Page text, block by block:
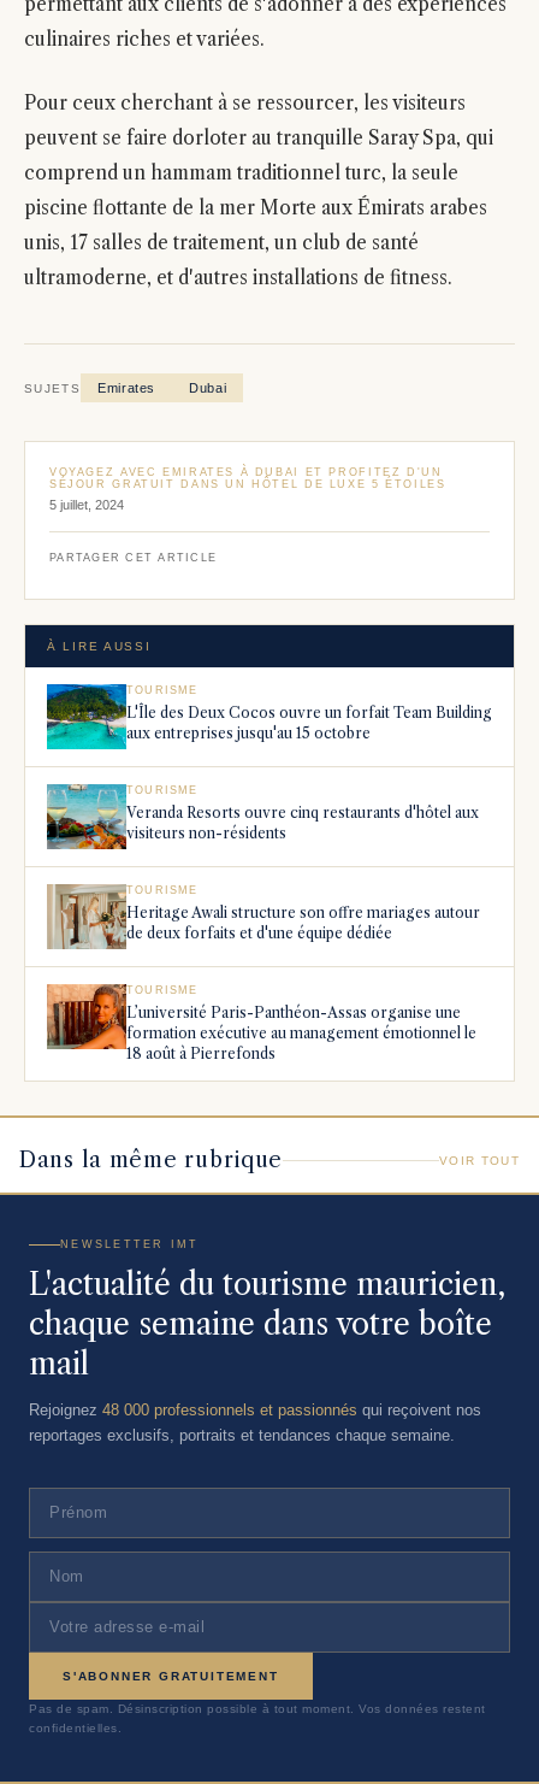
culinaires riches et variées.
Pour ceux cherchant à se ressourcer, les visiteurs
peuvent se faire dorloter au tranquille Saray Spa, qui
comprend un hammam traditionnel turc, la seule
piscine flottante de la mer Morte aux Émirats arabes
unis, 17 salles de traitement, un club de santé
ultramoderne, et d'autres installations de fitness.
SUJETS Emirates Dubai
VOYAGEZ AVEC EMIRATES À DUBAI ET PROFITEZ D'UN
SÉJOUR GRATUIT DANS UN HÔTEL DE LUXE 5 ÉTOILES
5 juillet, 2024
PARTAGER CET ARTICLE
À LIRE AUSSI
TOURISME
L'Île des Deux Cocos ouvre un forfait Team Building
aux entreprises jusqu'au 15 octobre
TOURISME
Veranda Resorts ouvre cinq restaurants d'hôtel aux
visiteurs non-résidents
TOURISME
Heritage Awali structure son offre mariages autour
de deux forfaits et d'une équipe dédiée
TOURISME
L’université Paris-Panthéon-Assas organise une
formation exécutive au management émotionnel le
18 août à Pierrefonds
Dans la même rubrique VOIR TOUT
NEWSLETTER IMT
L'actualité du tourisme mauricien,
chaque semaine dans votre boîte
mail
Rejoignez 48 000 professionnels et passionnés qui reçoivent nos
reportages exclusifs, portraits et tendances chaque semaine.
S'ABONNER GRATUITEMENT
Pas de spam. Désinscription possible à tout moment. Vos données restent
confidentielles.